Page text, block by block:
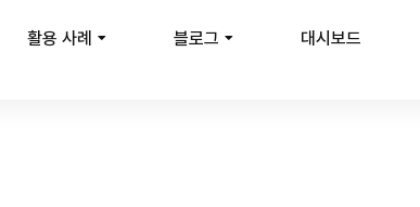
활용 사례 블로그 대시보드